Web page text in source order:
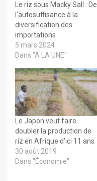
Le riz sous Macky Sall : De
l’autosuffisance à la
diversification des
importations
5 mars 2024
Dans "A LA UNE"
Le Japon veut faire
doubler la production de
riz en Afrique d’ici 11 ans
30 août 2019
Dans "Économie"